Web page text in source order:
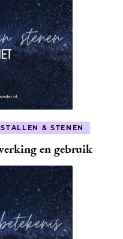
& STENEN
en gebruik